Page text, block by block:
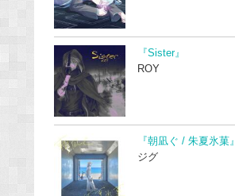
『Sister』
ROY
『朝凪ぐ / 朱夏氷菓』
ジグ